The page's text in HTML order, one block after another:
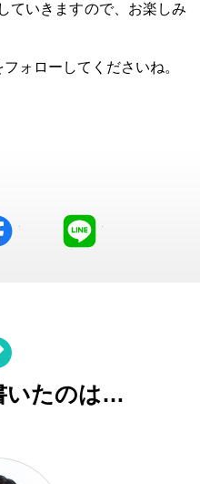
ていきますので、お楽しみ
ォローしてくださいね。
facebook
いたのは…